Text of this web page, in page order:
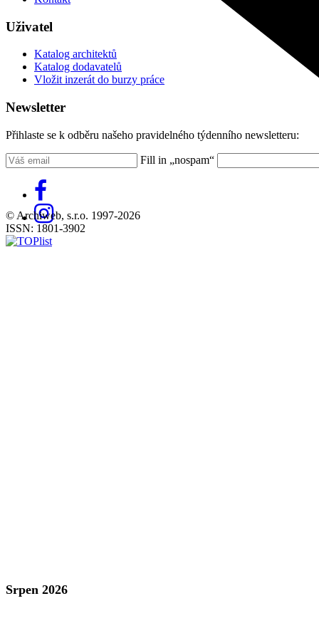
Srpen 2026
Uživatel
Katalog architektů
Katalog dodavatelů
Vložit inzerát do burzy práce
Newsletter
Přihlaste se k odběru našeho pravidelného týdenního newsletteru:
Fill in „nospam“
© Archiweb, s.r.o. 1997-2026
ISSN: 1801-3902